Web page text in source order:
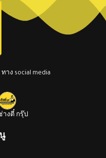
าง social media
างตี๋ กรุ๊ป